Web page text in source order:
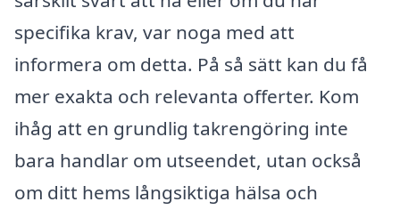
specifika krav, var noga med att
informera om detta. På så sätt kan du få
mer exakta och relevanta offerter. Kom
ihåg att en grundlig takrengöring inte
bara handlar om utseendet, utan också
om ditt hems långsiktiga hälsa och